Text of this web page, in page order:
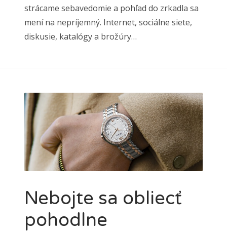
strácame sebavedomie a pohľad do zrkadla sa
mení na nepríjemný. Internet, sociálne siete,
diskusie, katalógy a brožúry…
Nebojte sa obliecť
pohodlne